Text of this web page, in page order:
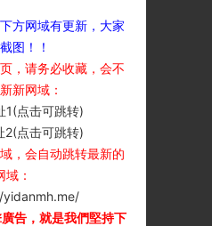
方网域有更新，大家
图！！
，请务必收藏，会不
新网域：
1(点击可跳转)
2(点击可跳转)
，会自动跳转最新的
域：
告，就是我們堅持下